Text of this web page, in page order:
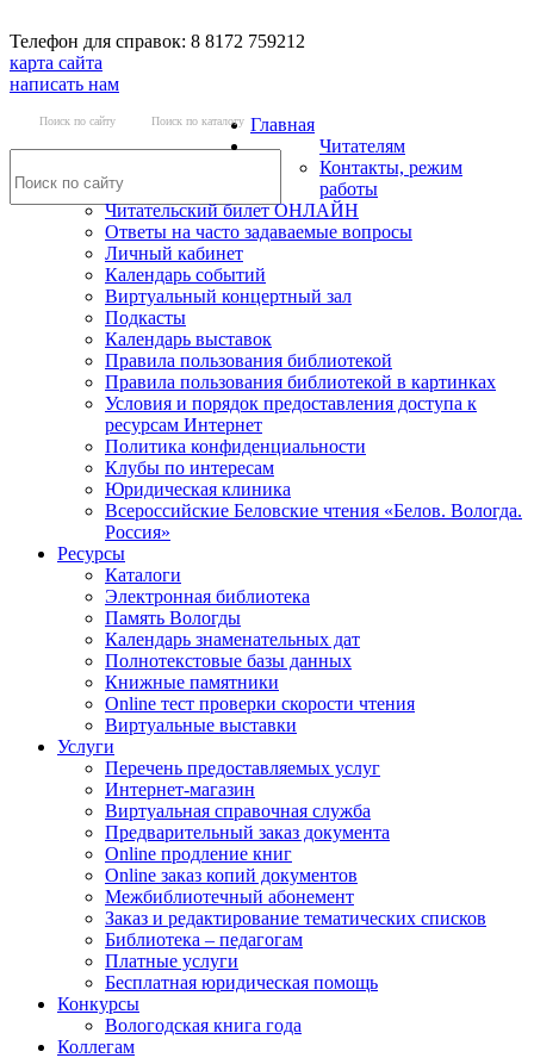
Телефон для справок: 8 8172 759212
карта сайта
написать нам
Поиск по сайту Поиск по каталогу Главная
Читателям
Контакты, режим
работы
Читательский билет ОНЛАЙН
Ответы на часто задаваемые вопросы
Личный кабинет
Календарь событий
Виртуальный концертный зал
Подкасты
Календарь выставок
Правила пользования библиотекой
Правила пользования библиотекой в картинках
Условия и порядок предоставления доступа к
ресурсам Интернет
Политика конфиденциальности
Клубы по интересам
Юридическая клиника
Всероссийские Беловские чтения «Белов. Вологда.
Россия»
Ресурсы
Каталоги
Электронная библиотека
Память Вологды
Календарь знаменательных дат
Полнотекстовые базы данных
Книжные памятники
Online тест проверки скорости чтения
Виртуальные выставки
Услуги
Перечень предоставляемых услуг
Интернет-магазин
Виртуальная справочная служба
Предварительный заказ документа
Online продление книг
Online заказ копий документов
Межбиблиотечный абонемент
Заказ и редактирование тематических списков
Библиотека – педагогам
Платные услуги
Бесплатная юридическая помощь
Конкурсы
Вологодская книга года
Коллегам